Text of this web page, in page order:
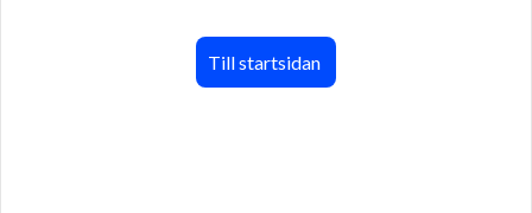
Till startsidan